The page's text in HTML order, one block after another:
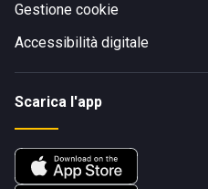
Gestione cookie
Accessibilità digitale
Scarica l'app